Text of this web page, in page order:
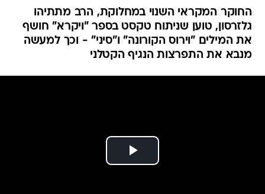
החוקר המקראי השנוי במחלוקת, הרב מתתיהו
גלזרסון, טוען שניתוח טקסט בספר "ויקרא" חושף
את המילים "וירוס הקורונה" ו"סיני" - וכך למעשה
מנבא את התפרצות הנגיף הקטלני